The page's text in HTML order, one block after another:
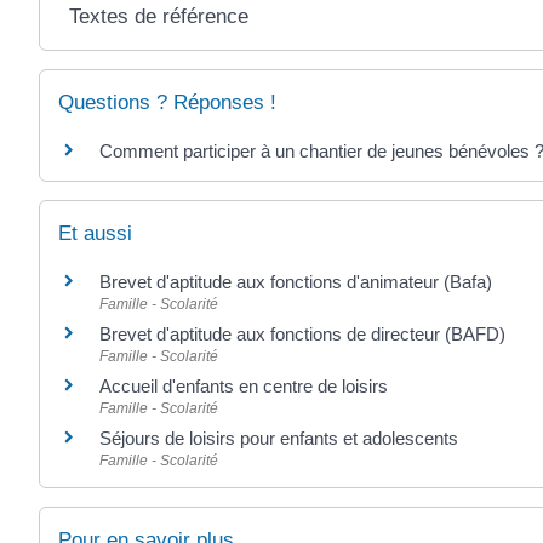
Textes de référence
Questions ? Réponses !
Comment participer à un chantier de jeunes bénévoles ?
Et aussi
Brevet d'aptitude aux fonctions d'animateur (Bafa)
Famille - Scolarité
Brevet d'aptitude aux fonctions de directeur (BAFD)
Famille - Scolarité
Accueil d'enfants en centre de loisirs
Famille - Scolarité
Séjours de loisirs pour enfants et adolescents
Famille - Scolarité